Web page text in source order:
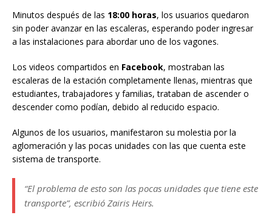
Minutos después de las 18:00 horas, los usuarios quedaron
sin poder avanzar en las escaleras, esperando poder ingresar
a las instalaciones para abordar uno de los vagones.
Los videos compartidos en Facebook, mostraban las
escaleras de la estación completamente llenas, mientras que
estudiantes, trabajadores y familias, trataban de ascender o
descender como podían, debido al reducido espacio.
Algunos de los usuarios, manifestaron su molestia por la
aglomeración y las pocas unidades con las que cuenta este
sistema de transporte.
“El problema de esto son las pocas unidades que tiene este
transporte”, escribió Zairis Heirs.